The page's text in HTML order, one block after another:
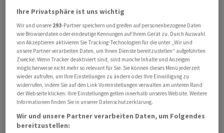
Die Fed hob im Kampf gegen die Inflation den Leitzins
am Vorabend um weitere 0,25 Prozentpunkte an, was
die Märkte bereits eingepreist hatten. Damit liegt der
Zins nun in einer Spanne von 5,25 bis 5,5 Prozent.
Weitere Massnahmen wurden nicht ausgeschlossen,
sodass laut den Experten der Landesbank Helaba nun
entscheidend ist, wie sich Inflation und Wirtschaft
entwickeln. Daher dürfte ihnen zufolge ein Fokus auf
die heute anstehenden vorläufigen US-
Wachstumsdaten für das zweite Quartal liegen und
Ihre Privatsphäre ist uns wichtig
Wir und unsere 293-Partner speichern und greifen auf personenbezogene Daten
wie Browserdaten oder eindeutige Kennungen auf Ihrem Gerät zu. Durch Auswahl
von Akzeptieren aktivieren Sie Tracking-Technologien für die unter „Wir und
unsere Partner verarbeiten Daten, um Ihnen Dienste bereitzustellen“ aufgeführten
Zwecke. Wenn Tracker deaktiviert sind, sind manche Inhalte und Anzeigen
möglicherweise nicht mehr so relevant für Sie. Sie können dieses Menü jederzeit
wieder aufrufen, um Ihre Einstellungen zu ändern oder Ihre Einwilligung zu
widerrufen, indem Sie auf den Link Voreinstellungen verwalten am unteren Rand
der Webseite klicken. Ihre Einstellungen gelten innerhalb unseres Website. Weitere
Informationen finden Sie in unserer Datenschutzerklärung.
Wir und unsere Partner verarbeiten Daten, um Folgendes
bereitzustellen: